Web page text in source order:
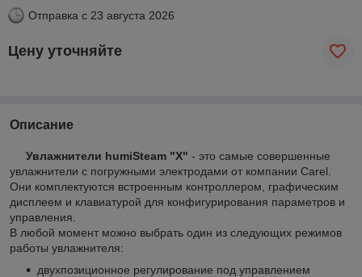
Отправка с 23 августа 2026
Цену уточняйте
Описание
Увлажнители humiSteam "X" - это самые совершенные
увлажнители с погружными электродами от компании Carel.
Они комплектуются встроенным контроллером, графическим
дисплеем и клавиатурой для конфигурирования параметров и
управления.
В любой момент можно выбрать один из следующих режимов
работы увлажнителя:
двухпозиционное регулирование под управлением